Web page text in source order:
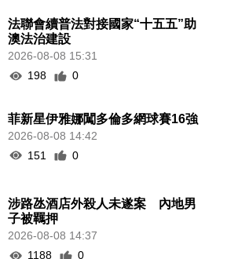
法聯會續普法對接國家“十五五”助
澳法治建設
2026-08-08 15:31
198
0
菲新星伊雅娜闖多倫多網球賽16強
2026-08-08 14:42
151
0
涉路氹酒店外殺人未遂案 內地男
子被羈押
2026-08-08 14:37
1188
0